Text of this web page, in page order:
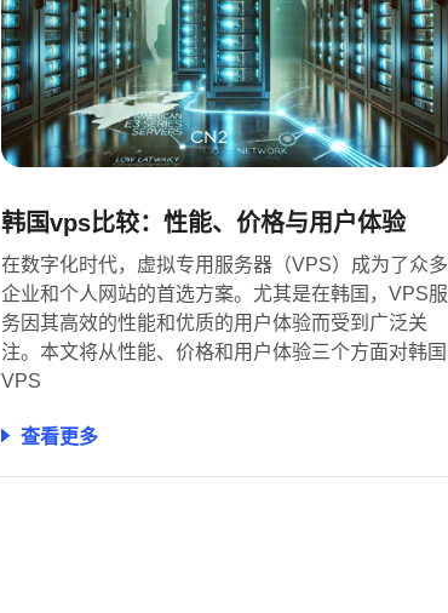
韩国vps比较：性能、价格与用户体验
在数字化时代，虚拟专用服务器（VPS）成为了众多
企业和个人网站的首选方案。尤其是在韩国，VPS服
务因其高效的性能和优质的用户体验而受到广泛关
注。本文将从性能、价格和用户体验三个方面对韩国
VPS
查看更多